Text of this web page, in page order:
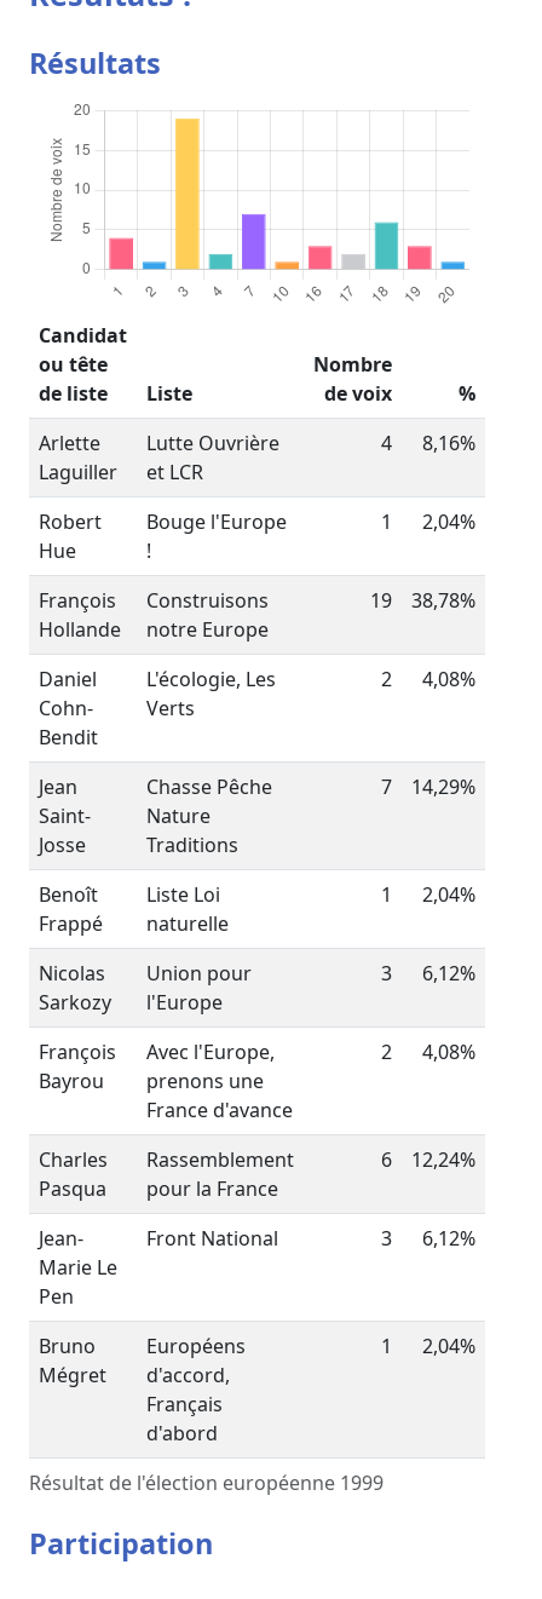
Résultats
Résultat de l'élection européenne 1999
Candidat
ou tête
de liste
Liste
Nombre
de voix
%
Arlette
Laguiller
Lutte Ouvrière
et LCR
4 8,16%
Robert
Hue
Bouge l'Europe
!
1 2,04%
François
Hollande
Construisons
notre Europe
19 38,78%
Daniel
Cohn-
Bendit
L'écologie, Les
Verts
2 4,08%
Jean
Saint-
Josse
Chasse Pêche
Nature
Traditions
7 14,29%
Benoît
Frappé
Liste Loi
naturelle
1 2,04%
Nicolas
Sarkozy
Union pour
l'Europe
3 6,12%
François
Bayrou
Avec l'Europe,
prenons une
France d'avance
2 4,08%
Charles
Pasqua
Rassemblement
pour la France
6 12,24%
Jean-
Marie Le
Pen
Front National 3 6,12%
Bruno
Mégret
Européens
d'accord,
Français
d'abord
1 2,04%
Participation